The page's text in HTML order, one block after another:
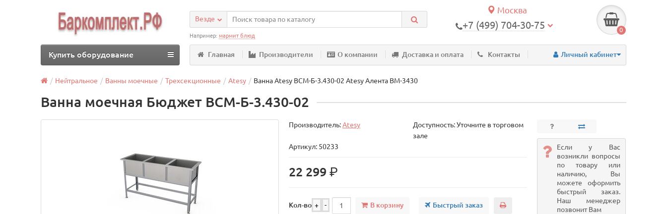
Москва
+7 (499) 704-30-75 0
Везде
Например:мармит блюд
Главная Производители О компании Доставка и оплата Контакты Личный кабинет
Купить оборудование
Нейтральное Ванны моечные Трехсекционные Atesy Ванна Atesy ВСМ-Б-3.430-02 Atesy Алента ВМ-3430
Ванна моечная Бюджет ВСМ-Б-3.430-02
Производитель:Atesy
Доступность: Уточните в торговом
зале
Артикул: 50233
22 299р.
Кол-во + - В корзину Быстрый заказ
Если у Вас
возникли вопросы
по товару или
наличию, Вы
можете оформить
быстрый заказ.
Наш менеджер
позвонит Вам